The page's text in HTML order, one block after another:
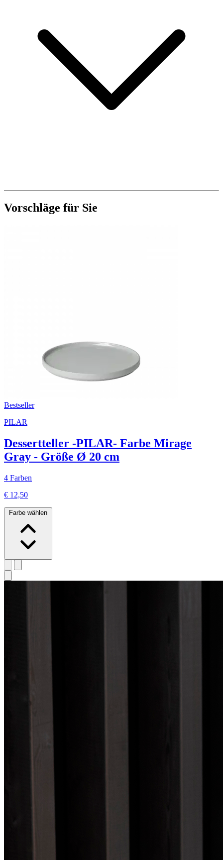
Vorschläge für Sie
Bestseller
PILAR
Dessertteller -PILAR- Farbe Mirage
Gray - Größe Ø 20 cm
4 Farben
€ 12,50
Farbe wählen